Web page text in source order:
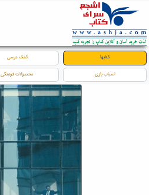
کتابها کمک درسی
اسباب بازی محصولات فرهنگی